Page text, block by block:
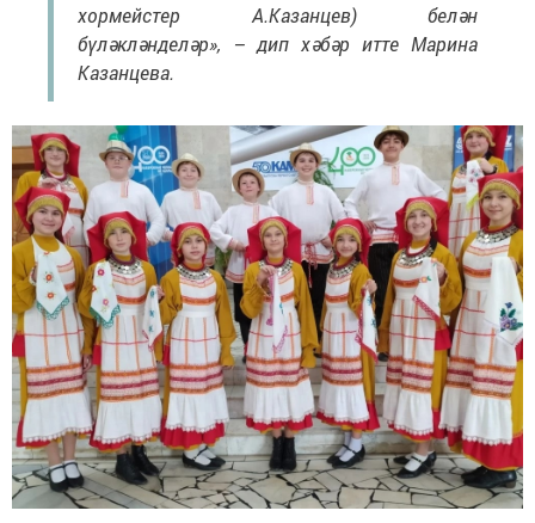
хормейстер А.Казанцев) белән
бүләкләнделәр», – дип хәбәр итте Марина
Казанцева.